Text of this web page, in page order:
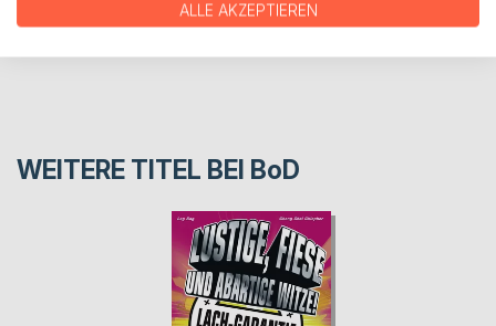
REZENSIONEN
WEITERE TITEL BEI BoD
ALLE AKZEPTIEREN